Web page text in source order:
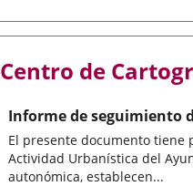
Centro de
Informe de seguimiento
El presente documento tiene
Actividad Urbanística del
autonómica, establecen...